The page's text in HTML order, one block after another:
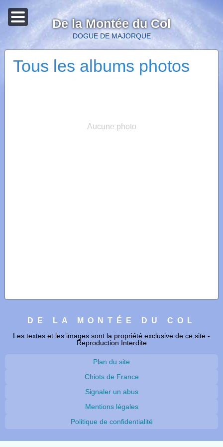
De la Montée du Col
DOGUE DE MAJORQUE
Tous les albums photos
Aucune photo
DE LA MONTÉE DU COL
Les textes et les images sont la propriété exclusive de ce site -
Reproduction Interdite
Plan du site
Chiots de France
Signaler un abus
Mentions légales
Politique de confidentialité